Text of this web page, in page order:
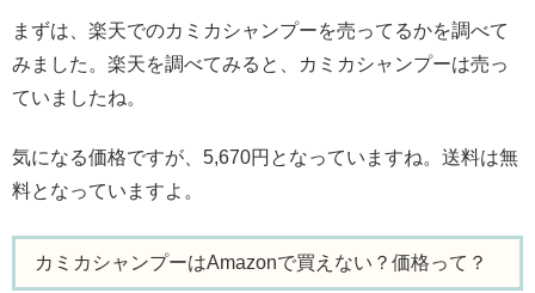
まずは、楽天でのカミカシャンプーを売ってるかを調べて
みました。楽天を調べてみると、カミカシャンプーは売っ
ていましたね。
気になる価格ですが、5,670円となっていますね。送料は無
料となっていますよ。
カミカシャンプーはAmazonで買えない？価格って？